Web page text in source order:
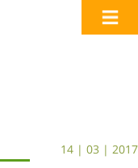
14 | 03 | 2017